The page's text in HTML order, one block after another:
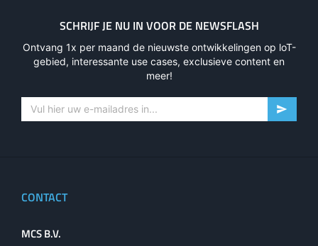
SCHRIJF JE NU IN VOOR DE NEWSFLASH
Ontvang 1x per maand de nieuwste ontwikkelingen op loT-
gebied, interessante use cases, exclusieve content en
meer!
CONTACT
MCS B.V.